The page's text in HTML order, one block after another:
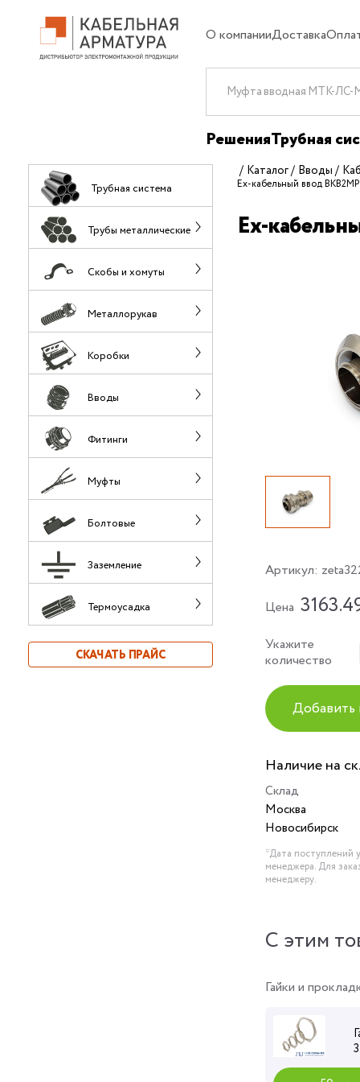
О компанииДоставка
РешенияТрубная
Трубная система
Трубы металлические
Скобы и хомуты
Металлорукав
Коробки
Вводы
Фитинги
Муфты
Болтовые
Заземление
Термоусадка
СКАЧАТЬ ПРАЙС
Каталог Вводы
Ех-кабельный ввод
Ех-
Артикул:
Цена
Укажите
количество
Добавить
Наличие на
Склад
Москва
Новосибирск
*Дата поступлений
менеджера. Для
менеджеру.
C этим
Гайки и